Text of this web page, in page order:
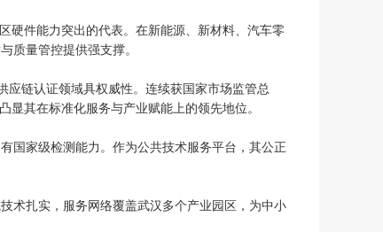
硬件能力突出的代表。在新能源、新材料、汽车零
质量管控提供强支撑。
应链认证领域具权威性。连续获国家市场监管总
显其在标准化服务与产业赋能上的领先地位。
国家级检测能力。作为公共技术服务平台，其公正
术扎实，服务网络覆盖武汉多个产业园区，为中小